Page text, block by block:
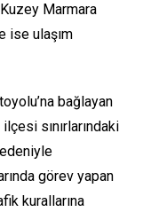
Marmara
ise ulaşım
bağlayan
sınırlarındaki
görev yapan
kurallarına